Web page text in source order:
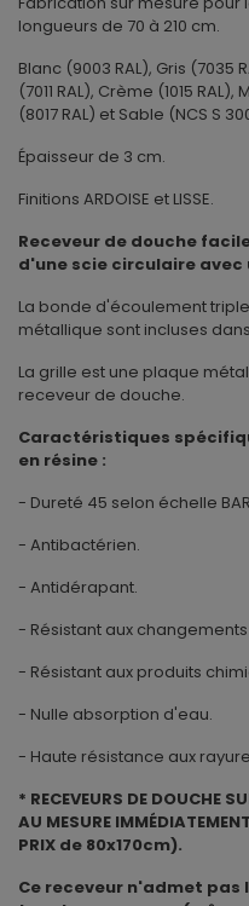
longueurs de 70 à 210 cm.
Blanc (9003 RAL), Gris (7035
(7011 RAL), Crème (1015
(8017 RAL) et Sable (NCS S
Épaisseur de 3 cm.
Finitions ARDOISE et LISSE.
Receveur de douche
d'une scie circulaire
La bonde d'écoulement
métallique sont incluses
La grille est une plaque
receveur de douche.
Caractéristiques
en résine :
- Dureté 45 selon échelle
- Antibactérien.
- Antidérapant.
- Résistant aux
- Résistant aux produits
- Nulle absorption d'eau.
- Haute résistance aux
* RECEVEURS DE DOUCHE
AU MESURE
PRIX de 80x170cm).
Ce receveur n'admet pas